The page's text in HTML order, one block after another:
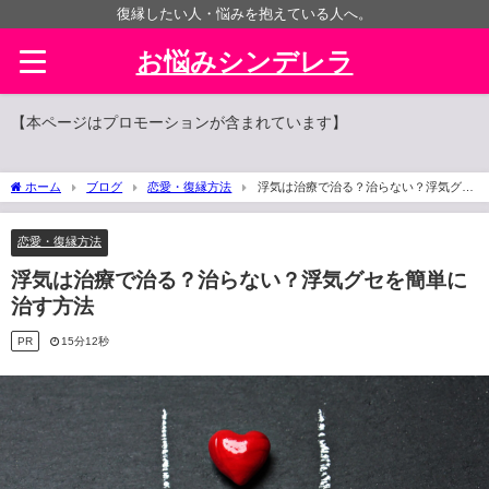
復縁したい人・悩みを抱えている人へ。
お悩みシンデレラ
【本ページはプロモーションが含まれています】
ホーム ブログ 恋愛・復縁方法
浮気は治療で治る？治らない？浮気グセ
を簡単に治す方法
恋愛・復縁方法
浮気は治療で治る？治らない？浮気グセを簡単に
治す方法
PR 15分12秒